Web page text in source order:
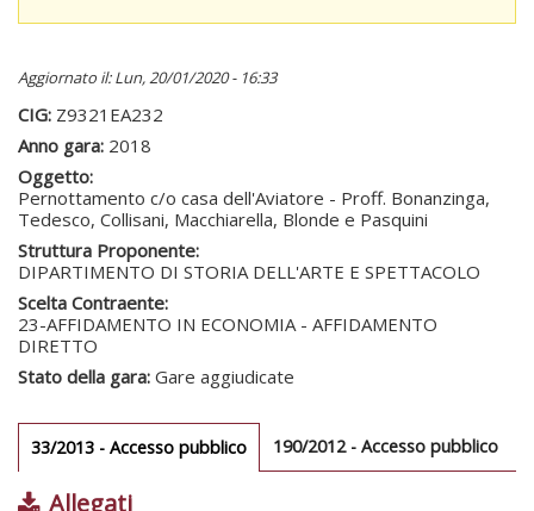
Aggiornato il: Lun, 20/01/2020 - 16:33
CIG: Z9321EA232
Anno gara: 2018
Oggetto:
Pernottamento c/o casa dell'Aviatore - Proff. Bonanzinga,
Tedesco, Collisani, Macchiarella, Blonde e Pasquini
Struttura Proponente:
DIPARTIMENTO DI STORIA DELL'ARTE E SPETTACOLO
Scelta Contraente:
23-AFFIDAMENTO IN ECONOMIA - AFFIDAMENTO
DIRETTO
Stato della gara: Gare aggiudicate
Gare gara
33/2013 - Accesso pubblico (scheda
attiva)
190/2012 - Accesso pubblico
Allegati